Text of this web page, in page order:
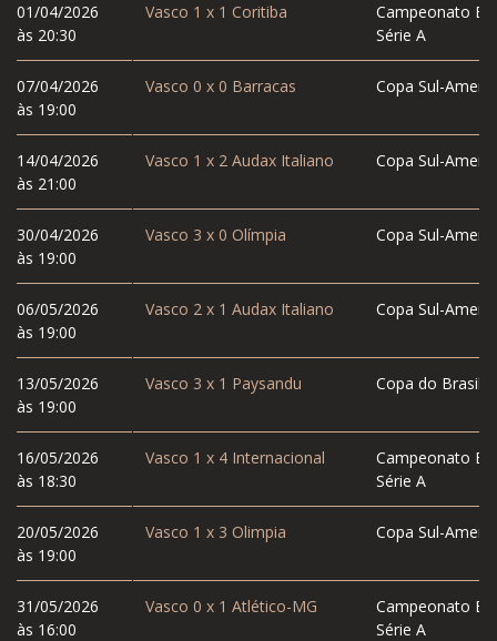
01/04/2026
às 20:30
07/04/2026
às 19:00
14/04/2026
às 21:00
30/04/2026
às 19:00
06/05/2026
às 19:00
13/05/2026
às 19:00
16/05/2026
às 18:30
20/05/2026
às 19:00
31/05/2026
às 16:00
Vasco 1 x 1 Coritiba
Campeonato
Série A
Vasco 0 x 0 Barracas Copa Sul-
Vasco 1 x 2Audax Italiano Copa Sul-
Vasco 3 x 0 Olímpia Copa Sul-
Vasco 2 x 1 Audax Italiano Copa Sul-
Vasco 3 x 1 Paysandu Copa do Brasil
Vasco 1 x 4Internacional
Campeonato
Série A
Vasco 1 x 3 Olimpia Copa Sul-
Vasco 0 x 1 Atlético-MG
Campeonato
Série A